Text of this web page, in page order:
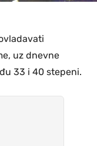
uz dnevne
33 i 40 stepeni.